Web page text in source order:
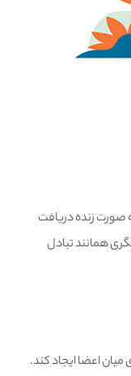
صورت زنده دریافت
همانند تبادل
اعضا ایجاد کند.